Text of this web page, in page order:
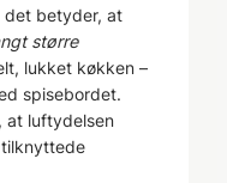
det betyder, at
større
lukket køkken –
spisebordet.
at luftydelsen